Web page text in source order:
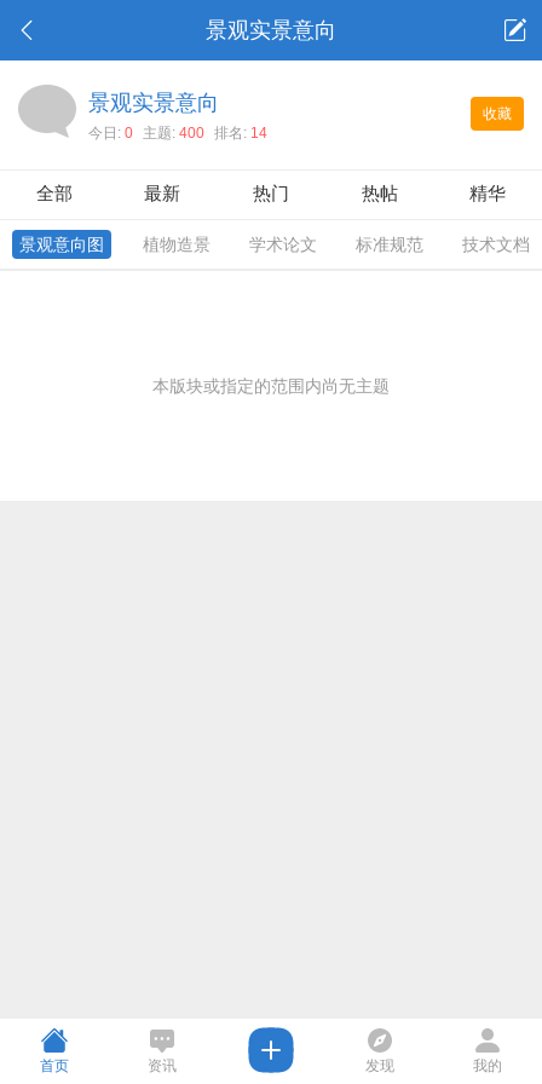
景观实景意向
收藏
景观实景意向
今日: 0 主题: 400 排名: 14
全部 最新 热门 热帖 精华
景观意向图 植物造景 学术论文 标准规范 技术文档
本版块或指定的范围内尚无主题
首页 资讯 发现 我的